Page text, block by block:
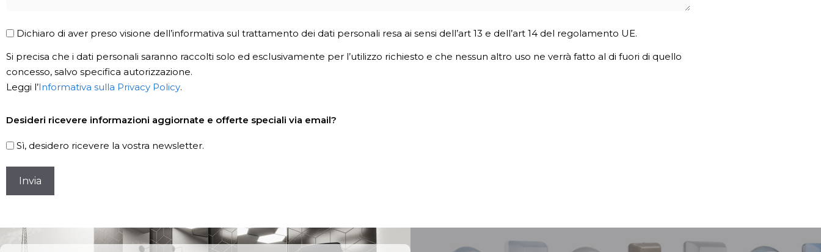
Privacy
*
Dichiaro di aver preso visione dell’informativa sul trattamento dei dati personali resa ai sensi dell’art 13 e dell’art 14 del regolamento UE.
Si precisa che i dati personali saranno raccolti solo ed esclusivamente per l’utilizzo richiesto e che nessun altro uso ne verrà fatto al di fuori di quello
concesso, salvo specifica autorizzazione.
Leggi l’Informativa sulla Privacy Policy.
Desideri ricevere informazioni aggiornate e offerte speciali via email?
Sì, desidero ricevere la vostra newsletter.
CAPTCHA